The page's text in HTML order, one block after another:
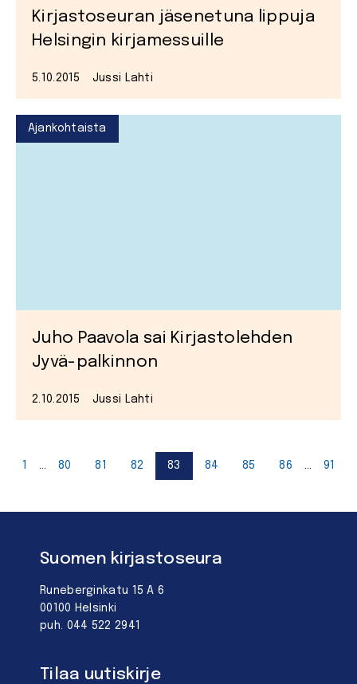
Kirjastoseuran jäsenetuna lippuja
Helsingin kirjamessuille
5.10.2015 Jussi Lahti
Juho Paavola sai Kirjastolehden
Jyvä-palkinnon
2.10.2015 Jussi Lahti
Ajankohtaista
80 81 82 83 84 85 86 91
Suomen kirjastoseura
Runeberginkatu 15 A 6
00100 Helsinki
puh. 044 522 2941
Tilaa uutiskirje